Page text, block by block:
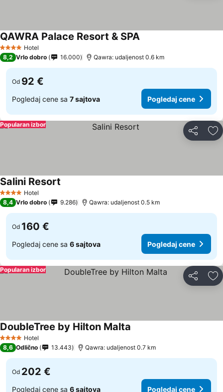
4 ZvezdiceHotel
QAWRA Palace Resort & SPA
8,2 Vrlo dobro 16.000 Qawra: udaljenost 0.6 km
Od 92 €
Pogledaj cene sa 7 sajtova Pogledaj cene
Deli
Popularan izbor
4 ZvezdiceHotel
Salini Resort
8,4 Vrlo dobro 9.286 Qawra: udaljenost 0.5 km
Od 160 €
Pogledaj cene sa 6 sajtova Pogledaj cene
Deli
Popularan izbor
4 ZvezdiceHotel
DoubleTree by Hilton Malta
8,6 Odlično 13.443 Qawra: udaljenost 0.7 km
Od 202 €
Pogledaj cene sa 6 sajtova Pogledaj cene